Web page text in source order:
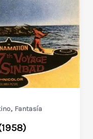
, Fantasía